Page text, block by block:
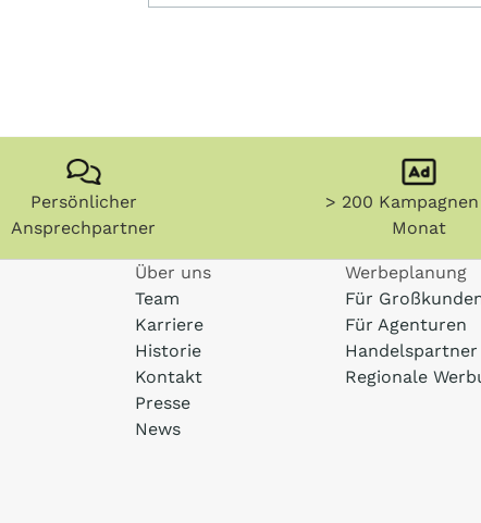
Persönlicher
Ansprechpartner
> 200
Monat
Über uns
Team
Karriere
Historie
Kontakt
Presse
News
Werbeplanung
Für
Für Agenturen
Handelspartner
Regionale